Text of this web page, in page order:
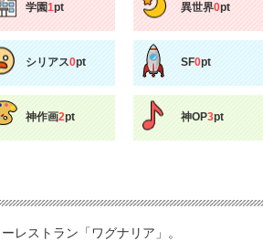
学園1pt 異世界0pt
シリアス0pt SF0pt
神作画2pt 神OP3pt
レストラン「ワグナリア」。